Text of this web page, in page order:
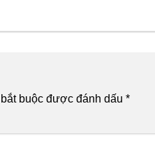
buộc được đánh dấu *